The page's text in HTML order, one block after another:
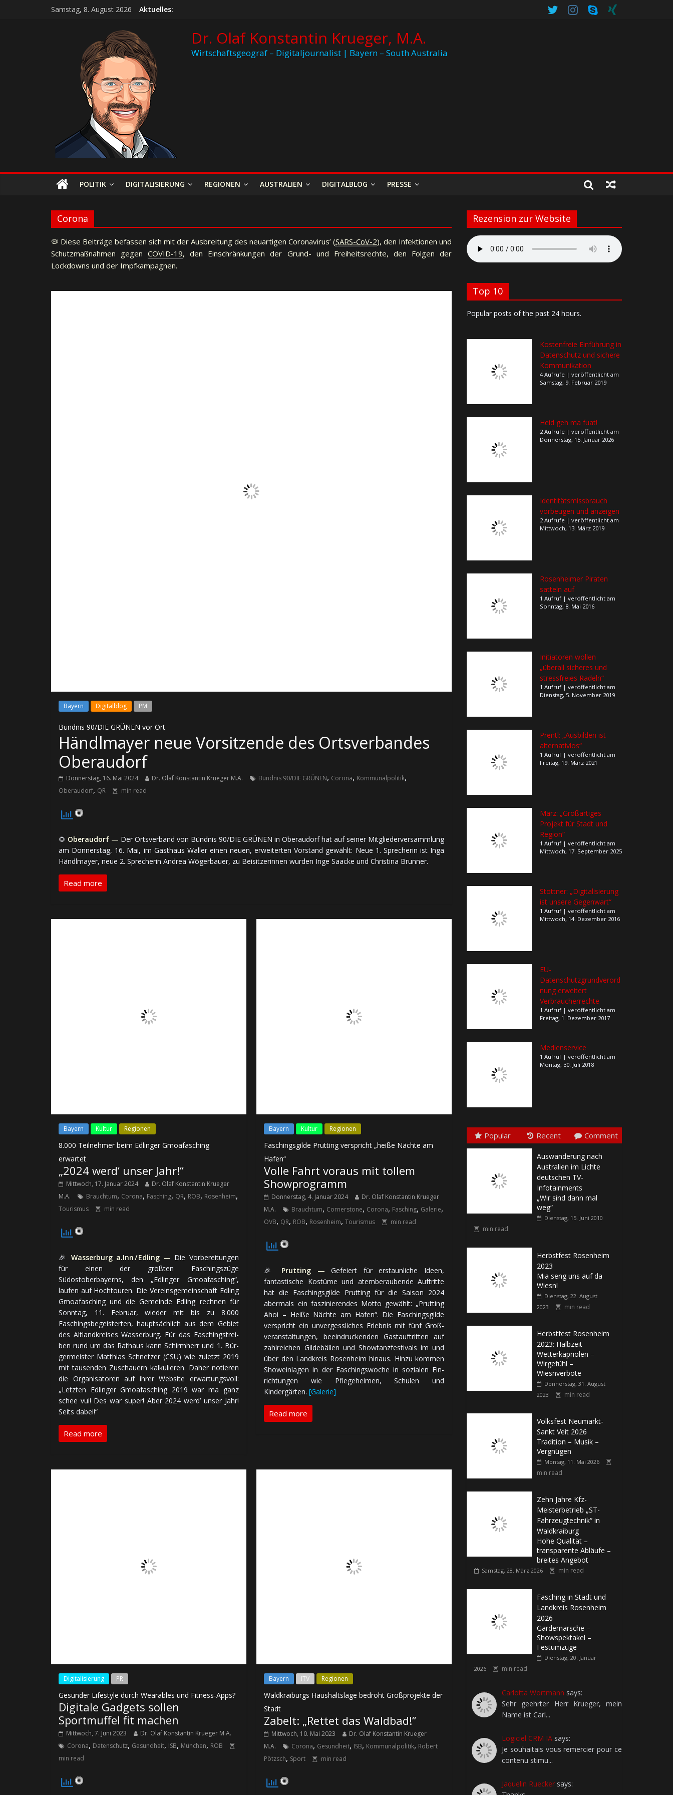
Samstag, 8. August 2026 Aktuelles:
Dr. Olaf Konstantin Krueger, M.A.
Wirtschaftsgeograf – Digitaljournalist | Bayern – South Australia
POLITIK DIGITALISIERUNG REGIONEN AUSTRALIEN DIGITALBLOG PRESSE
Corona
🦠 Diese Beiträge befassen sich mit der Ausbreitung des neuartigen Coronavirus’ (SARS-CoV-2), den Infektionen und
Schutzmaßnahmen gegenCOVID-19, den Einschränkungen der Grund- und Freiheitsrechte, den Folgen der
Lockdowns und der Impfkampagnen.
Bayern Digitalblog PM
Bündnis 90/DIE GRÜNEN vor Ort
Händlmayer neue Vorsitzende des Ortsverbandes
Oberaudorf
Donnerstag, 16. Mai 2024 Dr. Olaf Konstantin Krueger M.A. Bündnis 90/DIE GRÜNEN, Corona, Kommunalpolitik,
Oberaudorf, QR min read
🌻 Oberaudorf — Der Ortsverband von Bündnis 90/DIE GRÜNEN in Oberaudorf hat auf seiner Mit­glie­der­ver­samm­lung
am Don­ners­tag, 16. Mai, im Gasthaus Waller einen neuen, er­wei­ter­ten Vor­stand ge­wählt: Neue 1. Spre­che­rin ist Inga
Händlmayer, neue 2. Spre­che­rin Andrea Wögerbauer, zu Bei­sit­ze­rin­nen wur­den Inge Saacke und Christina Brunner.
Read more
Bayern Kultur Regionen
8.000 Teilnehmer beim Edlinger Gmoafasching
erwartet
„2024 werd‘ unser Jahr!“
Mittwoch, 17. Januar 2024
Dr. Olaf Konstantin Krueger
M.A.
Brauchtum, Corona, Fasching, QR, ROB, Rosenheim,
Tourismus min read
🎉 Wasserburg a.Inn / Edling — Die Vor­be­rei­tun­gen
für einen der größ­ten Faschingszüge
Südostoberbayerns, den „Edlinger Gmoafasching“,
laufen auf Hoch­tou­ren. Die Ver­eins­ge­mein­schaft Edling
Gmoafasching und die Gemeinde Edling rechnen für
Sonn­tag, 11. Fe­bru­ar, wie­der mit bis zu 8.000
Faschings­be­geis­ter­ten, haupt­säch­lich aus dem Ge­biet
des Altlandkreises Wasserburg. Für das Faschings­trei­
ben rund um das Rathaus kann Schirmherr und 1. Bür­
ger­meis­ter Matthias Schnetzer (CSU) wie zu­letzt 2019
mit tau­sen­den Zu­schauern kal­ku­lie­ren. Daher no­tie­ren
die Or­ga­ni­sa­to­ren auf ihrer Website er­war­tungs­voll:
„Letz­ten Edlinger Gmoafasching 2019 war ma ganz
schee vui! Des war super! Aber 2024 werd’ unser Jahr!
Seits dabei!“
Read more
Bayern Kultur Regionen
Faschingsgilde Prutting verspricht „heiße Nächte am
Hafen“
Volle Fahrt voraus mit tollem
Showprogramm
Donnerstag, 4. Januar 2024
Dr. Olaf Konstantin Krueger
M.A.
Brauchtum, Cornerstone, Corona, Fasching, Galerie,
OVB, QR, ROB, Rosenheim,Tourismus min read
🎉 Prutting — Gefeiert für erstaunliche Ideen,
fantastische Kostüme und atem­be­rau­ben­de Auf­trit­te
hat die Faschingsgilde Prutting für die Sai­son 2024
aber­mals ein fas­zi­nie­ren­des Motto ge­wählt: „Prutting
Ahoi – Heiße Nächte am Hafen“. Die Faschingsgilde
ver­spricht ein un­ver­gess­li­ches Er­leb­nis mit fünf Groß­
ver­an­stal­tun­gen, be­ein­dru­cken­den Gast­auf­trit­ten auf
zahl­rei­chen Gilde­bäl­len und Show­tanz­fes­ti­vals im und
über den Land­kreis Rosenheim hinaus. Hinzu kommen
Show­ein­la­gen in der Faschings­woche in sozialen Ein­
rich­tun­gen wie Pflege­hei­men, Schulen und
Kindergärten.[Galerie]
Read more
Digitalisierung PR
Gesunder Lifestyle durch Wearables und Fitness-Apps?
Digitale Gadgets sollen
Sportmuffel fit machen
Mittwoch, 7. Juni 2023
Dr. Olaf Konstantin Krueger M.A.
Corona, Datenschutz, Gesundheit, ISB, München, ROB
min read
Bayern ITV Regionen
Waldkraiburgs Haushaltslage bedroht Großprojekte der
Stadt
Zabelt: „Rettet das Waldbad!“
Mittwoch, 10. Mai 2023
Dr. Olaf Konstantin Krueger
M.A.
Corona, Gesundheit, ISB, Kommunalpolitik, Robert
Pötzsch, Sport min read
Rezension zur Website
Top 10
Popular posts of the past 24 hours.
Kostenfreie Einführung in
Datenschutz und sichere
Kommunikation
4 Aufrufe | veröffentlicht am
Samstag, 9. Februar 2019
Heid geh ma fuat!
2 Aufrufe | veröffentlicht am
Donnerstag, 15. Januar 2026
Identitätsmissbrauch
vorbeugen und anzeigen
2 Aufrufe | veröffentlicht am
Mittwoch, 13. März 2019
Rosenheimer Piraten
satteln auf
1 Aufruf | veröffentlicht am
Sonntag, 8. Mai 2016
Initiatoren wollen
„überall sicheres und
stressfreies Radeln“
1 Aufruf | veröffentlicht am
Dienstag, 5. November 2019
Prentl: „Ausbilden ist
alternativlos“
1 Aufruf | veröffentlicht am
Freitag, 19. März 2021
März: „Großartiges
Projekt für Stadt und
Region“
1 Aufruf | veröffentlicht am
Mittwoch, 17. September 2025
Stöttner: „Digitalisierung
ist unsere Gegenwart“
1 Aufruf | veröffentlicht am
Mittwoch, 14. Dezember 2016
EU-
Datenschutzgrundverord
nung erweitert
Verbraucherrechte
1 Aufruf | veröffentlicht am
Freitag, 1. Dezember 2017
Medienservice
1 Aufruf | veröffentlicht am
Montag, 30. Juli 2018
Popular Recent Comment
Auswanderung nach
Australien im Lichte
deutschen TV-
Infotainments
„Wir sind dann mal
weg“
Dienstag, 15. Juni 2010
min read
Herbstfest Rosenheim
2023
Mia seng uns auf da
Wiesn!
Dienstag, 22. August
2023
min read
Herbstfest Rosenheim
2023: Halbzeit
Wetterkapriolen –
Wirgefühl –
Wiesnverbote
Donnerstag, 31. August
2023
min read
Volksfest Neumarkt-
Sankt Veit 2026
Tradition – Musik –
Vergnügen
Montag, 11. Mai 2026
min read
Zehn Jahre Kfz-
Meisterbetrieb „ST-
Fahrzeugtechnik“ in
Waldkraiburg
Hohe Qualität –
transparente Abläufe –
breites Angebot
Samstag, 28. März 2026 min read
Fasching in Stadt und
Landkreis Rosenheim
2026
Gardemärsche –
Showspektakel –
Festumzüge
Dienstag, 20. Januar
2026
min read
Carlotta Wortmann says:
Sehr geehrter Herr Krueger, mein
Name ist Carl...
Logiciel CRM IA says:
Je souhaitais vous remercier pour ce
contenu stimu...
Jaquelin Ruecker says: